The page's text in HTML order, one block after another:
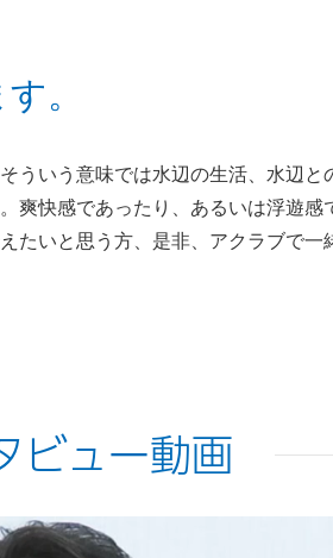
。
ういう意味では水辺の生活、水辺
快感であったり、あるいは浮遊
いと思う方、是非、アクラブで
ビュー動画